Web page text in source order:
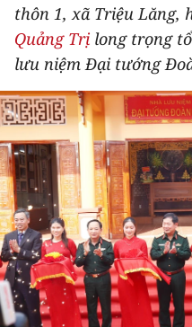
PHÁP LUẬT
DU LỊCH
THẾ GIỚI
THỂ THAO
GIÁO DỤC
Y TẾ
KHOA HỌC - CÔNG NGHỆ
MÔI TRƯỜNG
thôn 1, xã Triệu Lăng,
Quảng Trị long trọng
lưu niệm Đại tướng